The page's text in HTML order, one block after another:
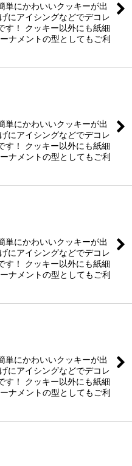
単にかわいいクッキーが出
にアイシングなどでデコレ
す！ クッキー以外にも紙細
ナメントの型としてもご利
単にかわいいクッキーが出
にアイシングなどでデコレ
す！ クッキー以外にも紙細
ナメントの型としてもご利
単にかわいいクッキーが出
にアイシングなどでデコレ
す！ クッキー以外にも紙細
ナメントの型としてもご利
単にかわいいクッキーが出
にアイシングなどでデコレ
す！ クッキー以外にも紙細
ナメントの型としてもご利